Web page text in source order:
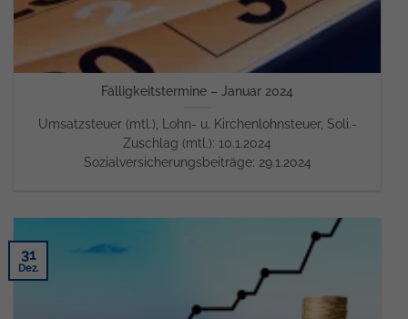
Fälligkeitstermine – Januar 2024
Umsatzsteuer (mtl.), Lohn- u. Kirchenlohnsteuer, Soli.-
Zuschlag (mtl.): 10.1.2024
Sozialversicherungsbeiträge: 29.1.2024
31
Dez.